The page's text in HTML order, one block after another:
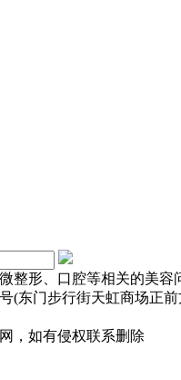
整形、口腔等相关的美
(东门步行街天虹商场正前
，如有侵权联系删除